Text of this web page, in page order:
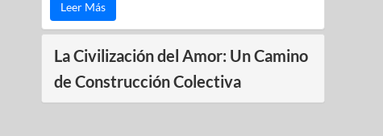
Leer Más
La Civilización del Amor: Un Camino
de Construcción Colectiva